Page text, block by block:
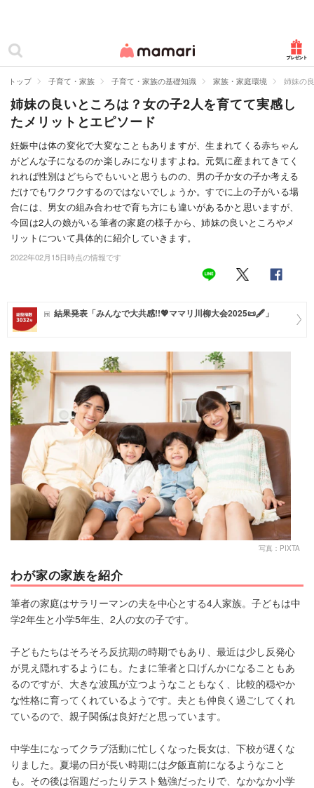
ママリ
カテゴリー一覧
妊娠
出産
赤ちゃん・育児
子育て・家族
病院
住まい
トレンド・イベント
トップ 子育て・家族 子育て・家族の基礎知識 家族・家庭環境 姉妹の
姉妹の良いところは？女の子2人を育てて実感し
たメリットとエピソード
妊娠中は体の変化で大変なこともありますが、生まれてくる赤ちゃん
がどんな子になるのか楽しみになりますよね。元気に産まれてきてく
れれば性別はどちらでもいいと思うものの、男の子か女の子か考える
だけでもワクワクするのではないでしょうか。すでに上の子がいる場
合には、男女の組み合わせで育ち方にも違いがあるかと思いますが、
今回は2人の娘がいる筆者の家庭の様子から、姉妹の良いところやメ
リットについて具体的に紹介していきます。
2022年02月15日時点の情報です
結果発表「みんなで大共感!!💖ママリ川柳大会2025📜🖋️」
写真：PIXTA
わが家の家族を紹介
筆者の家庭はサラリーマンの夫を中心とする4人家族。子どもは中
学2年生と小学5年生、2人の女の子です。
子どもたちはそろそろ反抗期の時期でもあり、最近は少し反発心
が見え隠れするようにも。たまに筆者と口げんかになることもあ
るのですが、大きな波風が立つようなこともなく、比較的穏やか
な性格に育ってくれているようです。夫とも仲良く過ごしてくれ
ているので、親子関係は良好だと思っています。
中学生になってクラブ活動に忙しくなった長女は、下校が遅くな
りました。夏場の日が長い時期には夕飯直前になるようなこと
も。その後は宿題だったりテスト勉強だったりで、なかなか小学